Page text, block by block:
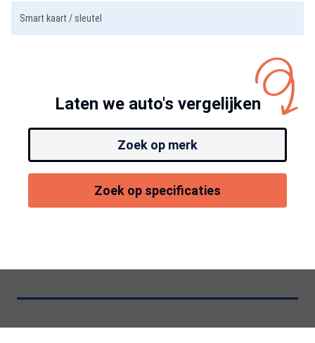
Smart kaart / sleutel
Laten we auto's vergelijken
Zoek op merk
Zoek op specificaties